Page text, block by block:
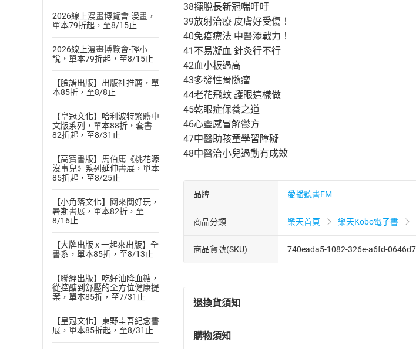
2026線上漫畫博覽會-漫畫，
單本79折起，至8/15止
2026線上漫畫博覽會-輕小
說，單本79折起，至8/15止
【臉譜出版】出版社推薦，單
本85折，至8/8止
【皇冠文化】哈利波特繁體中
文版系列，單本88折，套書
82折起，至8/31止
【高寶書版】馬伯庸《桃花源
沒事兒》系列延伸書展，單本
85折起，至8/25止
【小角落文化】閱來閱好玩，
暑期書展，單本82折，至
8/16止
【大牌出版 x 一起來出版】全
書系，單本85折，至8/13止
【聯經出版】吃好油降血糖，
從控醣到舒壓的全方位健康提
案，單本85折，至7/31止
【皇冠文化】東野圭吾紀念書
展，單本85折起，至8/31止
38擺脫長新冠喘吁吁
39放射治療 皮膚好受傷！
40免疫療法 中醫添戰力！
41不易凝血 針灸行不行
42血小板過高
43多發性骨隨瘤
44老花飛蚊 護眼這樣做
45乾眼症保養之道
46心靈感冒解鬱方
47中醫助孩童學習障礙
48中醫治小兒過動有成效
品牌 愛播聽書FM
商品分類 樂天首頁 樂天Kobo電子書
商品貨號(SKU) 740eada5-1082-326e-a6fd-
退換貨須知
退換貨規定：
購物須知